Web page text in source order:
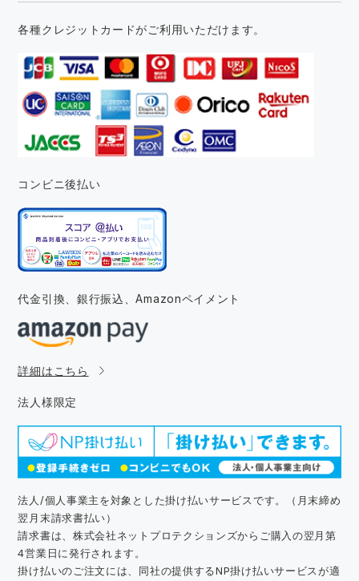
各種クレジットカードがご利用いただけます。
コンビニ後払い
代金引換、銀行振込、Amazonペイメント
詳細はこちら
法人様限定
法人/個人事業主を対象とした掛け払いサービスです。（月末締め
翌月末請求書払い）
請求書は、株式会社ネットプロテクションズからご購入の翌月第
4営業日に発行されます。
掛け払いのご注文には、同社の提供するNP掛け払いサービスが適